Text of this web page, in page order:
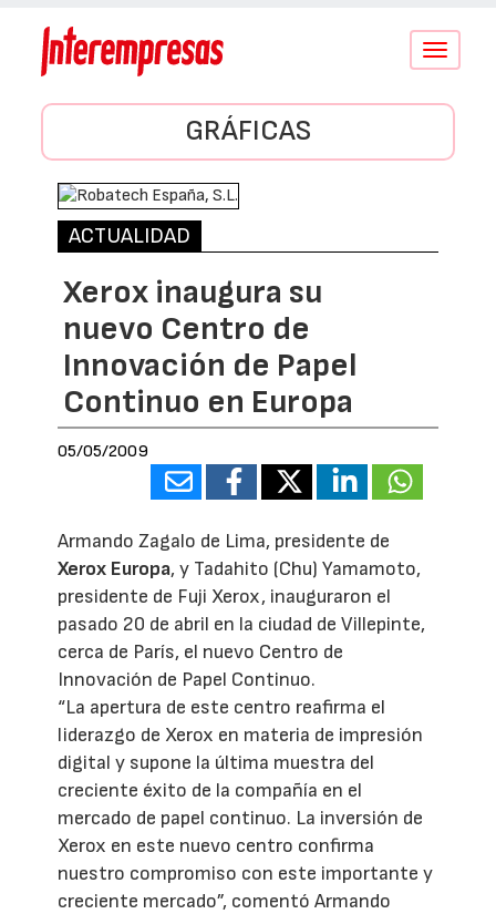
Conmutar
GRÁFICAS
ACTUALIDAD
Xerox inaugura su
nuevo Centro de
Innovación de Papel
Continuo en Europa
05/05/2009
Armando Zagalo de Lima, presidente de
Xerox Europa, y Tadahito (Chu) Yamamoto,
presidente de Fuji Xerox, inauguraron el
pasado 20 de abril en la ciudad de Villepinte,
cerca de París, el nuevo Centro de
Innovación de Papel Continuo.
“La apertura de este centro reafirma el
liderazgo de Xerox en materia de impresión
digital y supone la última muestra del
creciente éxito de la compañía en el
mercado de papel continuo. La inversión de
Xerox en este nuevo centro confirma
nuestro compromiso con este importante y
creciente mercado”, comentó Armando